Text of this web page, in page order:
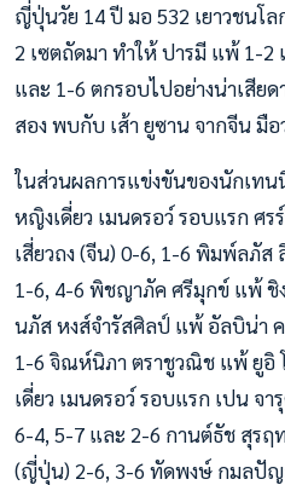
ญี่ปุ่นวัย 14 ปี มอ 532 เยาวชนโ
2 เซตถัดมา ทำให้ ปารมี แพ้ 1-2
และ 1-6 ตกรอบไปอย่างน่าเสีย
สอง พบกับ เส้า ยูซาน จากจีน มือ
ในส่วนผลการแข่งขันของนักเทน
หญิงเดี่ยว เมนดรอว์ รอบแรก ศ
เสี่ยวถง (จีน) 0-6, 1-6 พิมพ์ลภัส
1-6, 4-6 พิชญาภัค ศรีมุกข์ แพ้ ชิ
นภัส หงส์จำรัสศิลป์ แพ้ อัลบิน่า ค
1-6 จิณห์นิภา ตราชูวณิช แพ้ ยูอิ
เดี่ยว เมนดรอว์ รอบแรก เปน จ
6-4, 5-7 และ 2-6 กานต์ธัช สุรฤ
(ญี่ปุ่น) 2-6, 3-6 ทัดพงษ์ กมลปัญ